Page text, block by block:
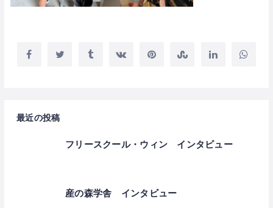
最近の投稿
フリースクール・ウィン インタビュー
産の森学舎 インタビュー